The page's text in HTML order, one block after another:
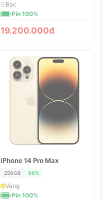
Bạc
Pin 100%
19.200.000đ
ĐÃ BÁN
iPhone 14 Pro Max
256GB 99%
Vàng
Pin 100%